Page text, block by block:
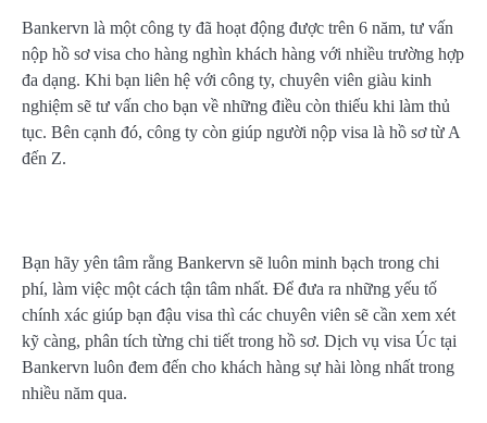
Bankervn là một công ty đã hoạt động được trên 6 năm, tư vấn
nộp hồ sơ visa cho hàng nghìn khách hàng với nhiều trường hợp
đa dạng. Khi bạn liên hệ với công ty, chuyên viên giàu kinh
nghiệm sẽ tư vấn cho bạn về những điều còn thiếu khi làm thủ
tục. Bên cạnh đó, công ty còn giúp người nộp visa là hồ sơ từ A
đến Z.
Bạn hãy yên tâm rằng Bankervn sẽ luôn minh bạch trong chi
phí, làm việc một cách tận tâm nhất. Để đưa ra những yếu tố
chính xác giúp bạn đậu visa thì các chuyên viên sẽ cần xem xét
kỹ càng, phân tích từng chi tiết trong hồ sơ. Dịch vụ visa Úc tại
Bankervn luôn đem đến cho khách hàng sự hài lòng nhất trong
nhiều năm qua.